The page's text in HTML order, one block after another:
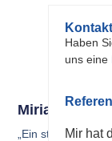
Kontakt
Haben
uns eine
Mir hat
Miriam
„Ein stabiler Halt